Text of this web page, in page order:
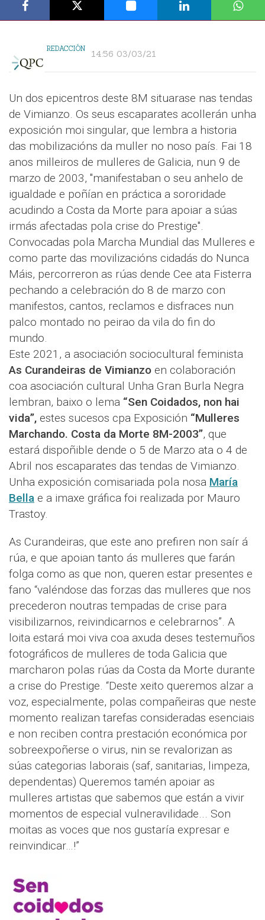
REDACCIÓN 14:56 03/03/21
Un dos epicentros deste 8M situarase nas tendas
de Vimianzo. Os seus escaparates acollerán unha
exposición moi singular, que lembra a historia
das mobilizacións da muller no noso país. Fai 18
anos milleiros de mulleres de Galicia, nun 9 de
marzo de 2003, "manifestaban o seu anhelo de
igualdade e poñían en práctica a sororidade
acudindo a Costa da Morte para apoiar a súas
irmás afectadas pola crise do Prestige".
Convocadas pola Marcha Mundial das Mulleres e
como parte das movilizacións cidadás do Nunca
Máis, percorreron as rúas dende Cee ata Fisterra
pechando a celebración do 8 de marzo con
manifestos, cantos, reclamos e disfraces nun
palco montado no peirao da vila do fin do
mundo.
Este 2021, a asociación sociocultural feminista
As Curandeiras de Vimianzo en colaboración
coa asociación cultural Unha Gran Burla Negra
lembran, baixo o lema “Sen Coidados, non hai
vida”, estes sucesos cpa Exposición “Mulleres
Marchando. Costa da Morte 8M-2003”, que
estará dispoñible dende o 5 de Marzo ata o 4 de
Abril nos escaparates das tendas de Vimianzo.
Unha exposición comisariada pola nosa María
Bella e a imaxe gráfica foi realizada por Mauro
Trastoy.
As Curandeiras, que este ano prefiren non saír á
rúa, e que apoian tanto ás mulleres que farán
folga como as que non, queren estar presentes e
fano “valéndose das forzas das mulleres que nos
precederon noutras tempadas de crise para
visibilizarnos, reivindicarnos e celebrarnos”. A
loita estará moi viva coa axuda deses testemuños
fotográficos de mulleres de toda Galicia que
marcharon polas rúas da Costa da Morte durante
a crise do Prestige. “Deste xeito queremos alzar a
voz, especialmente, polas compañeiras que neste
momento realizan tarefas consideradas esenciais
e non reciben contra prestación económica por
sobreexpoñerse o virus, nin se revalorizan as
súas categorias laborais (saf, sanitarias, limpeza,
dependentas) Queremos tamén apoiar as
mulleres artistas que sabemos que están a vivir
momentos de especial vulneravilidade... Son
moitas as voces que nos gustaría expresar e
reinvindicar…!”